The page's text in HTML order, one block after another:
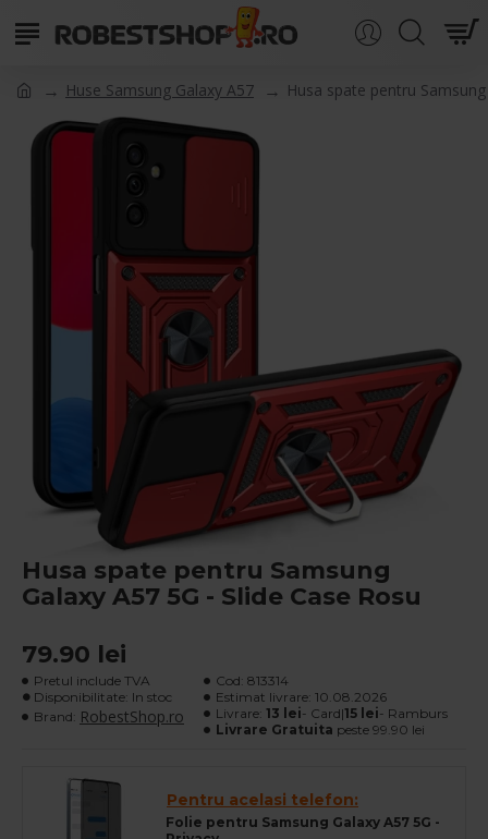
Huse Samsung Galaxy A57 Husa spate pentru
Husa spate pentru Samsung
Galaxy A57 5G - Slide Case Rosu
79.90 lei
Pretul include TVA
Disponibilitate: In stoc
Brand: RobestShop.ro
Cod: 813314
Estimat livrare: 10.08.2026
Livrare: 13 lei- Card|15 lei- Ramburs
Livrare Gratuita peste 99.90 lei
Pentru acelasi telefon:
Folie pentru Samsung Galaxy A57 5G -